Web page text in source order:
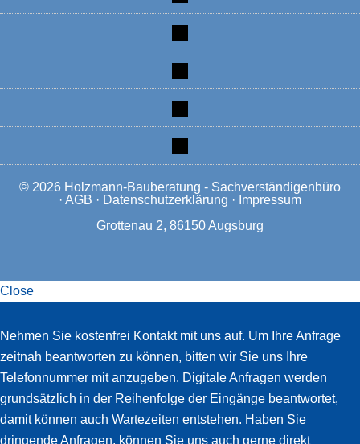
© 2026 Holzmann-Bauberatung - Sachverständigenbüro
· AGB · Datenschutzerklärung · Impressum
Grottenau 2, 86150 Augsburg
Close
in
Widget
Nehmen Sie kostenfrei Kontakt mit uns auf. Um Ihre Anfrage
zeitnah beantworten zu können, bitten wir Sie uns Ihre
Telefonnummer mit anzugeben. Digitale Anfragen werden
grundsätzlich in der Reihenfolge der Eingänge beantwortet,
damit können auch Wartezeiten entstehen. Haben Sie
dringende Anfragen, können Sie uns auch gerne direkt